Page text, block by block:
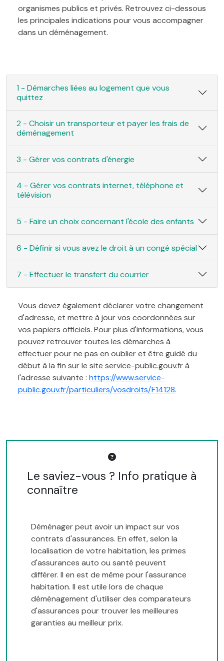
organismes publics et privés. Retrouvez ci-dessous
les principales indications pour vous accompagner
dans un déménagement.
1 - Démarches liées au logement que vous
quittez
2 - Choisir un transporteur et payer les frais de
déménagement
3 - Gérer vos contrats d'énergie
4 - Gérer vos contrats internet, téléphone et
télévision
5 - Faire un choix concernant l'école des enfants
6 - Définir si vous avez le droit à un congé spécial
7 - Effectuer le transfert du courrier
Vous devez également déclarer votre changement
d'adresse, et mettre à jour vos coordonnées sur
vos papiers officiels. Pour plus d'informations, vous
pouvez retrouver toutes les démarches à
effectuer pour ne pas en oublier et être guidé du
début à la fin sur le site service-public.gouv.fr à
l'adresse suivante : https://www.service-
public.gouv.fr/particuliers/vosdroits/F14128.
Le saviez-vous ? Info pratique à
connaître
Déménager peut avoir un impact sur vos
contrats d'assurances. En effet, selon la
localisation de votre habitation, les primes
d'assurances auto ou santé peuvent
différer. Il en est de même pour l'assurance
habitation. Il est utile lors de chaque
déménagement d'utiliser des comparateurs
d'assurances pour trouver les meilleures
garanties au meilleur prix.